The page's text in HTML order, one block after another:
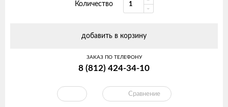
Количество
добавить в корзину
ЗАКАЗ ПО ТЕЛЕФОНУ
8 (812) 424-34-10
Сравнение